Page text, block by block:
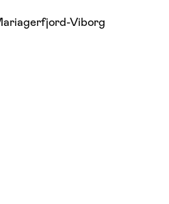
Viborg